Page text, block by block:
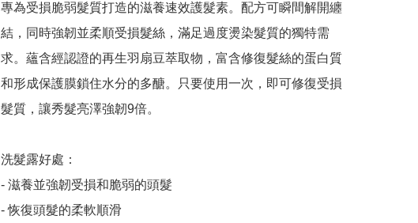
專為受損脆弱髮質打造的滋養速效護髮素。配方可瞬間解開纏
結，同時強韌並柔順受損髮絲，滿足過度燙染髮質的獨特需
求。蘊含經認證的再生羽扇豆萃取物，富含修復髮絲的蛋白質
和形成保護膜鎖住水分的多醣。只要使用一次，即可修復受損
髮質，讓秀髮亮澤強韌9倍。
洗髮露好處：
- 滋養並強韌受損和脆弱的頭髮
- 恢復頭髮的柔軟順滑